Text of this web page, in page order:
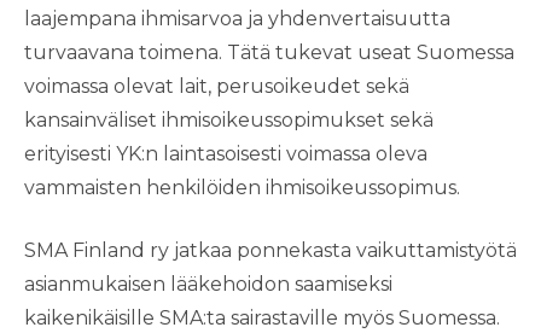
laajempana ihmisarvoa ja yhdenvertaisuutta
turvaavana toimena. Tätä tukevat useat Suomessa
voimassa olevat lait, perusoikeudet sekä
kansainväliset ihmisoikeussopimukset sekä
erityisesti YK:n laintasoisesti voimassa oleva
vammaisten henkilöiden ihmisoikeussopimus.
SMA Finland ry jatkaa ponnekasta vaikuttamistyötä
asianmukaisen lääkehoidon saamiseksi
kaikenikäisille SMA:ta sairastaville myös Suomessa.